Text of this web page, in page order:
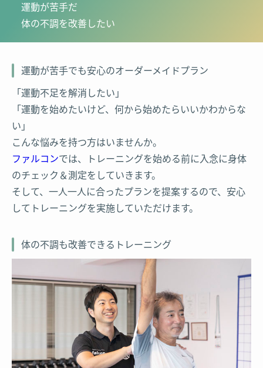
運動が苦手だ
体の不調を改善したい
運動が苦手でも安心のオーダーメイドプラン
「運動不足を解消したい」
「運動を始めたいけど、何から始めたらいいかわからな
い」
こんな悩みを持つ方はいませんか。
ファルコンでは、トレーニングを始める前に入念に身体
のチェック＆測定をしていきます。
そして、一人一人に合ったプランを提案するので、安心
してトレーニングを実施していただけます。
体の不調も改善できるトレーニング